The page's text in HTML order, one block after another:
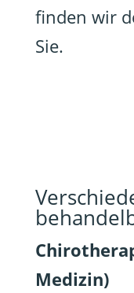
finden wir
Sie.
Medizin)